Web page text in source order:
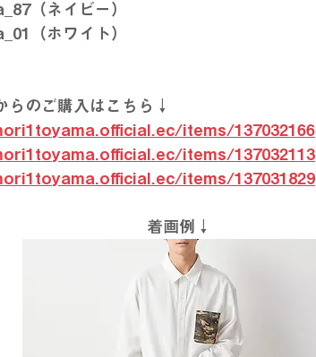
（ネイビー）
（ホワイト）
らのご購入はこちら↓
items/137032166
items/137032113
items/137031829
着画例↓